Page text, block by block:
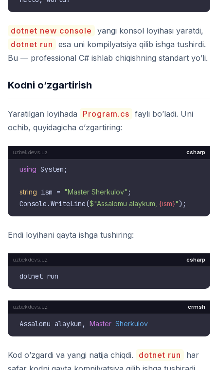
dotnet new console
yangi konsol loyihasi yaratdi,
dotnet run
esa uni kompilyatsiya qilib ishga tushirdi.
Bu — professional C# ishlab chiqishning standart yo’li.
Kodni o’zgartirish
Yaratilgan loyihada Program.cs fayli bo’ladi. Uni
ochib, quyidagicha o’zgartiring:
csharp
using System;
string ism = "Master Sherkulov" ;
Console.WriteLine($"Assalomu alaykum, {ism}"
Endi loyihani qayta ishga tushiring:
csharp
crmsh
Assalomu alaykum, Master Sherkulov
Kod o’zgardi va yangi natija chiqdi. dotnet run
har